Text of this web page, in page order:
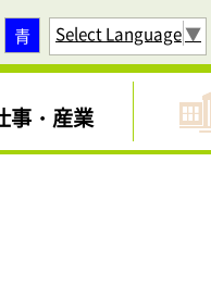
青 Select Language▼
事・産業